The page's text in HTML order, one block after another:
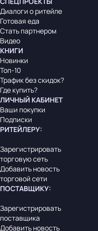
Диалоги о ритейле
Готовая еда
Стать партнером
Видео
КНИГИ
Новинки
Топ-10
Трафик без скидок?
Где купить?
ЛИЧНЫЙ КАБИНЕТ
Ваши покупки
Подписки
РИТЕЙЛЕРУ:
Зарегистрировать
торговую сеть
Добавить новость
торговой сети
ПОСТАВЩИКУ:
Зарегистрировать
поставщика
Добавить новость